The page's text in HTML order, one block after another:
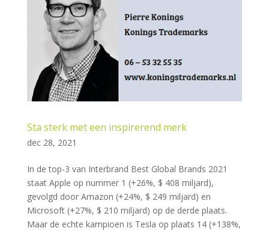
Sta sterk met een inspirerend merk
dec 28, 2021
In de top-3 van Interbrand Best Global Brands 2021
staat Apple op nummer 1 (+26%, $ 408 miljard),
gevolgd door Amazon (+24%, $ 249 miljard) en
Microsoft (+27%, $ 210 miljard) op de derde plaats.
Maar de echte kampioen is Tesla op plaats 14 (+138%,